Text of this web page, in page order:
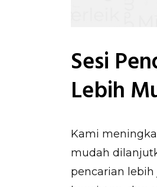
Sesi
Lebih
Kami
mudah
pencarian